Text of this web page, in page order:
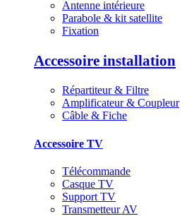
Antenne intérieure
Parabole & kit satellite
Fixation
Accessoire installation
Répartiteur & Filtre
Amplificateur & Coupleur
Câble & Fiche
Accessoire TV
Télécommande
Casque TV
Support TV
Transmetteur AV